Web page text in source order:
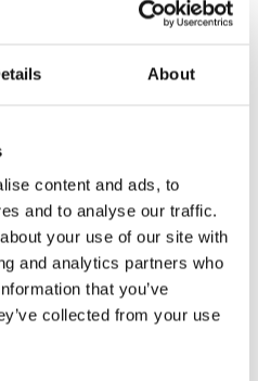
About
content and ads, to
and to analyse our traffic.
your use of our site with
and analytics partners who
that you’ve
collected from your use